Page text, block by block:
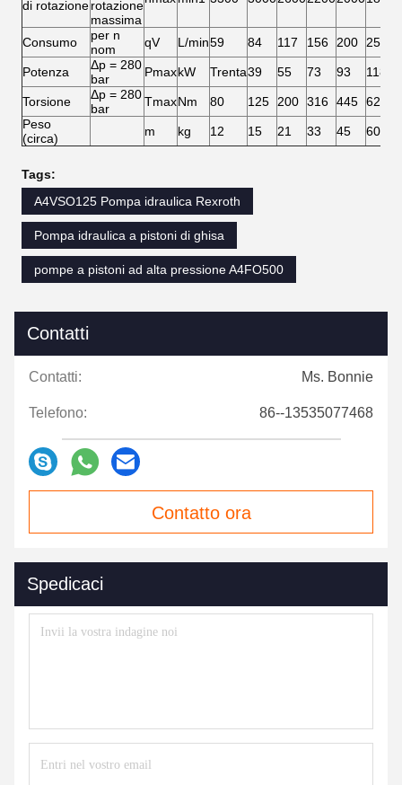
di rotazionerotazione
massima
Consumo
per n
nom
qV L/min59 84 117 156 200 252
Potenza
Δp = 280
bar
PmaxkW Trenta39 55 73 93 118
Torsione
Δp = 280
bar
TmaxNm 80 125 200 316 445 623
Peso
(circa)
m kg 12 15 21 33 45 60
Tags:
A4VSO125 Pompa idraulica Rexroth
Pompa idraulica a pistoni di ghisa
pompe a pistoni ad alta pressione A4FO500
Contatti
Contatti: Ms. Bonnie
Telefono: 86--13535077468
Contatto ora
Spedicaci